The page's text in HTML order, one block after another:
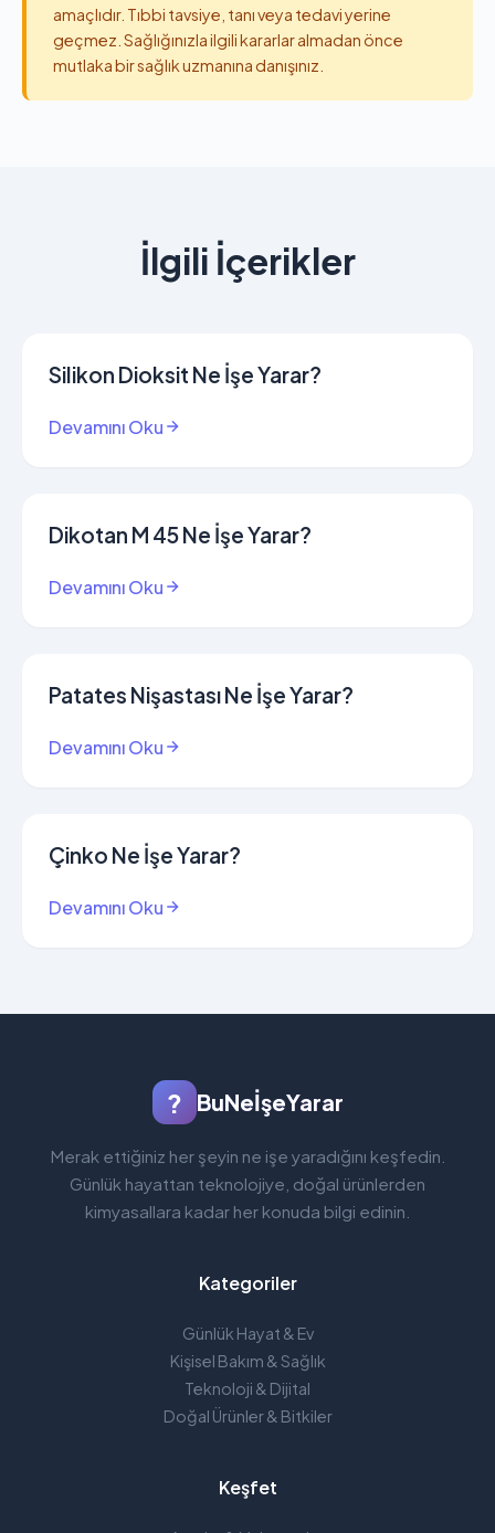
amaçlıdır. Tıbbi tavsiye, tanı veya tedavi yerine
geçmez. Sağlığınızla ilgili kararlar almadan önce
mutlaka bir sağlık uzmanına danışınız.
İlgili İçerikler
Silikon Dioksit Ne İşe Yarar?
Devamını Oku
Dikotan M 45 Ne İşe Yarar?
Devamını Oku
Patates Nişastası Ne İşe Yarar?
Devamını Oku
Çinko Ne İşe Yarar?
Devamını Oku
? BuNeİşeYarar
Merak ettiğiniz her şeyin ne işe yaradığını keşfedin.
Günlük hayattan teknolojiye, doğal ürünlerden
kimyasallara kadar her konuda bilgi edinin.
Kategoriler
Günlük Hayat & Ev
Kişisel Bakım & Sağlık
Teknoloji & Dijital
Doğal Ürünler & Bitkiler
Keşfet